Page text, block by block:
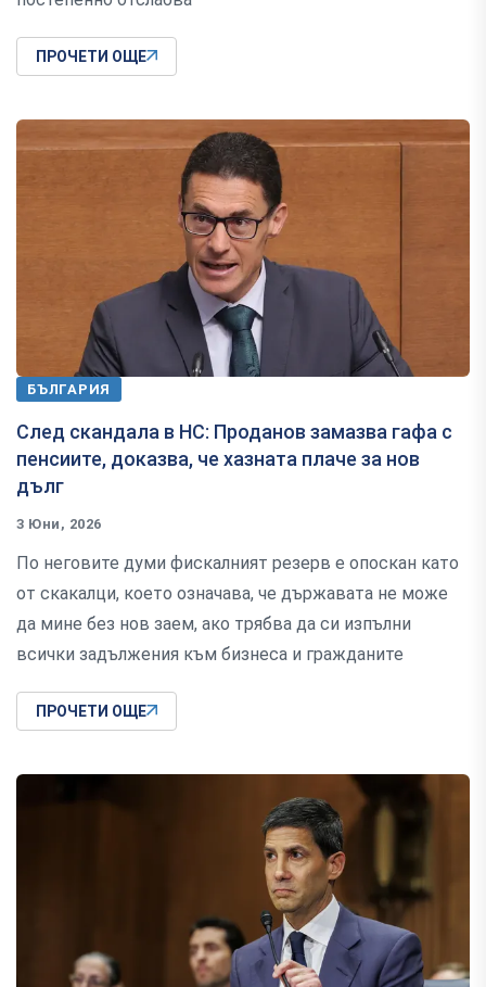
ПРОЧЕТИ ОЩЕ
БЪЛГАРИЯ
След скандала в НС: Проданов замазва гафа с
пенсиите, доказва, че хазната плаче за нов
дълг
3 Юни, 2026
По неговите думи фискалният резерв е опоскан като
от скакалци, което означава, че държавата не може
да мине без нов заем, ако трябва да си изпълни
всички задължения към бизнеса и гражданите
ПРОЧЕТИ ОЩЕ